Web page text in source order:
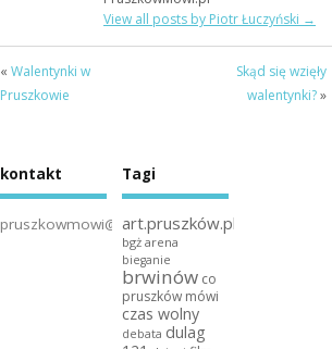
View all posts by Piotr Łuczyński →
« Walentynki w
Pruszkowie
Skąd się wzięły
walentynki?»
kontakt
pruszkowmowi@gmail.com
Tagi
art.pruszków.pl
bgż arena
bieganie
brwinów co
pruszków mówi
czas wolny
debata dulag